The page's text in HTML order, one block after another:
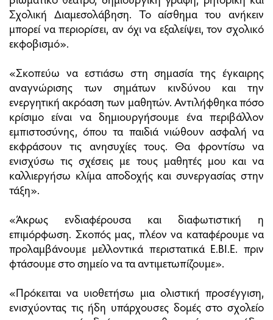
Σχολική Διαμεσολάβηση. Το αίσθημα του ανήκειν
μπορεί να περιορίσει, αν όχι να εξαλείψει, τον σχολικό
εκφοβισμό».
«Σκοπεύω να εστιάσω στη σημασία της έγκαιρης
αναγνώρισης των σημάτων κινδύνου και την
ενεργητική ακρόαση των μαθητών. Αντιλήφθηκα πόσο
κρίσιμο είναι να δημιουργήσουμε ένα περιβάλλον
εμπιστοσύνης, όπου τα παιδιά νιώθουν ασφαλή να
εκφράσουν τις ανησυχίες τους. Θα φροντίσω να
ενισχύσω τις σχέσεις με τους μαθητές μου και να
καλλιεργήσω κλίμα αποδοχής και συνεργασίας στην
τάξη».
«Άκρως ενδιαφέρουσα και διαφωτιστική η
επιμόρφωση. Σκοπός μας, πλέον να καταφέρουμε να
προλαμβάνουμε μελλοντικά περιστατικά Ε.ΒΙ.Ε. πριν
φτάσουμε στο σημείο να τα αντιμετωπίζουμε».
«Πρόκειται να υιοθετήσω μια ολιστική προσέγγιση,
ενισχύοντας τις ήδη υπάρχουσες δομές στο σχολείο